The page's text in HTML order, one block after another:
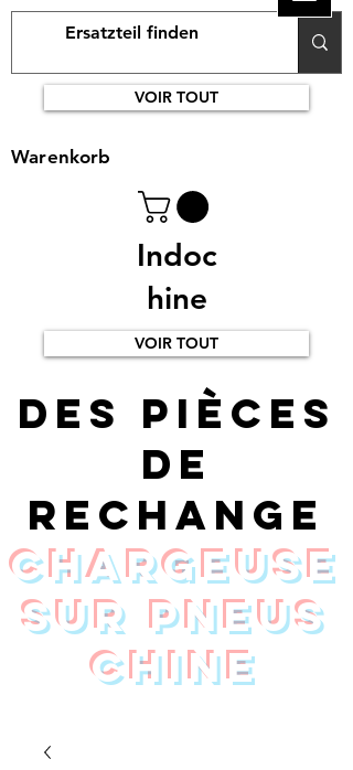
VOIR TOUT
Indoc
hine
Warenkorb
Des pièces
de
rechange
chargeuse
sur pneus
Chine
VOIR TOUT